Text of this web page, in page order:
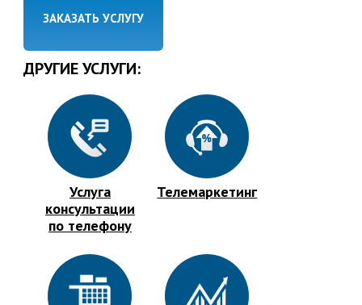
ЗАКАЗАТЬ УСЛУГУ
ДРУГИЕ УСЛУГИ:
Услуга
консультации
по телефону
Телемаркетинг